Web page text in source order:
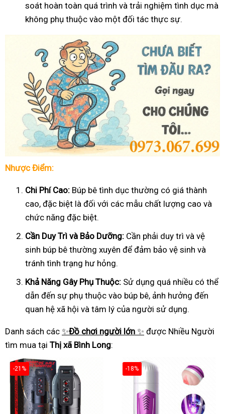
soát hoàn toàn quá trình và trải nghiệm tình dục mà
không phụ thuộc vào một đối tác thực sự.
Nhược Điểm:
Chi Phí Cao: Búp bê tình dục thường có giá thành
cao, đặc biệt là đối với các mẫu chất lượng cao và
chức năng đặc biệt.
Cần Duy Trì và Bảo Dưỡng: Cần phải duy trì và vệ
sinh búp bê thường xuyên để đảm bảo vệ sinh và
tránh tình trạng hư hỏng.
Khả Năng Gây Phụ Thuộc: Sử dụng quá nhiều có thể
dẫn đến sự phụ thuộc vào búp bê, ảnh hưởng đến
quan hệ xã hội và tâm lý của người sử dụng.
Danh sách các ✨Đồ chơi người lớn ✨ được Nhiều Người
tìm mua tại Thị xã Bình Long:
-21% -18%